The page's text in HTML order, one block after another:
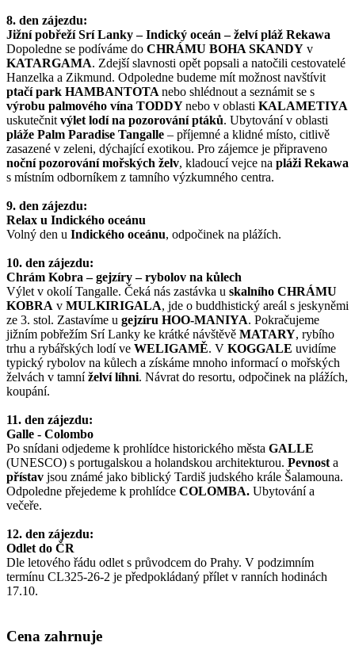
8. den zájezdu:
Jižní pobřeží Srí Lanky – Indický oceán – želví pláž Rekawa
Dopoledne se podíváme do CHRÁMU BOHA SKANDY v
KATARGAMA. Zdejší slavnosti opět popsali a natočili cestovatelé
Hanzelka a Zikmund. Odpoledne budeme mít možnost navštívit
ptačí park HAMBANTOTAnebo shlédnout a seznámit se s
výrobu palmového vína TODDYnebo v oblasti KALAMETIYA
uskutečnitvýlet lodí na pozorování ptáků. Ubytování v oblasti
pláže Palm Paradise Tangalle – příjemné a klidné místo, citlivě
zasazené v zeleni, dýchající exotikou. Pro zájemce je připraveno
noční pozorování mořských želv, kladoucí vejce na pláži Rekawa
s místním odborníkem z tamního výzkumného centra.
9. den zájezdu:
Relax u Indického oceánu
Volný den u Indického oceánu, odpočinek na plážích.
10. den zájezdu:
Chrám Kobra – gejzíry – rybolov na kůlech
Výlet v okolí Tangalle. Čeká nás zastávka u skalního CHRÁMU
KOBRA v MULKIRIGALA, jde o buddhistický areál s jeskyněmi
ze 3. stol. Zastavíme u gejzíru HOO-MANIYA. Pokračujeme
jižním pobřežím Srí Lanky ke krátké návštěvě MATARY, rybího
trhu a rybářských lodí ve WELIGAMĚ. V KOGGALE uvidíme
typický rybolov na kůlech a získáme mnoho informací o mořských
želvách v tamníželví líhni. Návrat do resortu, odpočinek na plážích,
koupání.
11. den zájezdu:
Galle - Colombo
Po snídani odjedeme k prohlídce historického města GALLE
(UNESCO) s portugalskou a holandskou architekturou. Pevnosta
přístav jsou známé jako biblický Tardiš judského krále Šalamouna.
Odpoledne přejedeme k prohlídce COLOMBA. Ubytování a
večeře.
12. den zájezdu:
Odlet do ČR
Dle letového řádu odlet s průvodcem do Prahy. V podzimním
termínu CL325-26-2 je předpokládaný přílet v ranních hodinách
17.10.
Cena zahrnuje